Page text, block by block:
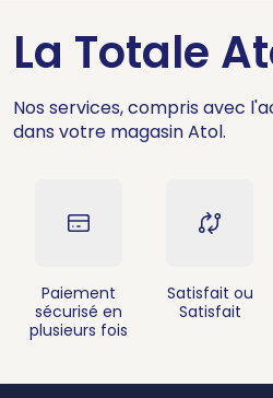
La Totale
Nos services, compris avec
dans votre magasin Atol.
Paiement
sécurisé en
plusieurs fois
Satisfait ou
Satisfait